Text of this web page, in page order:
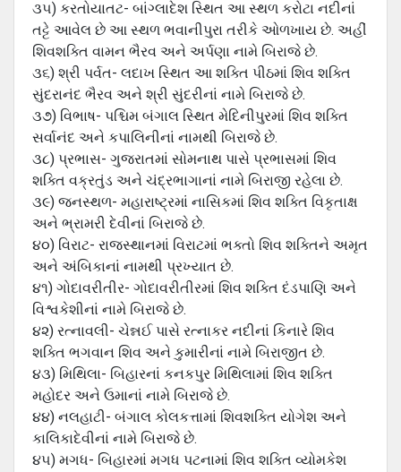
૩૫) કરતોયાતટ- બાંગ્લાદેશ સ્થિત આ સ્થળ કરોટા નદીનાં
તટ્ટે આવેલ છે આ સ્થળ ભવાનીપુરા તરીકે ઓળખાય છે. અહીં
શિવશક્તિ વામન ભૈરવ અને અર્પણા નામે બિરાજે છે.
૩૬) શ્રી પર્વત- લદાખ સ્થિત આ શક્તિ પીઠમાં શિવ શક્તિ
સુંદરાનંદ ભૈરવ અને શ્રી સુંદરીનાં નામે બિરાજે છે.
૩૭) વિભાષ- પશ્ચિમ બંગાલ સ્થિત મેદિનીપુરમાં શિવ શક્તિ
સર્વાનંદ અને કપાલિનીનાં નામથી બિરાજે છે.
૩૮) પ્રભાસ- ગુજરાતમાં સોમનાથ પાસે પ્રભાસમાં શિવ
શક્તિ વક્રતુંડ અને ચંદ્રભાગાનાં નામે બિરાજી રહેલા છે.
૩૯) જનસ્થળ- મહારાષ્ટ્રમાં નાસિકમાં શિવ શક્તિ વિકૃતાક્ષ
અને ભ્રામરી દેવીનાં બિરાજે છે.
૪૦) વિરાટ- રાજસ્થાનમાં વિરાટમાં ભક્તો શિવ શક્તિને અમૃત
અને અંબિકાનાં નામથી પ્રખ્યાત છે.
૪૧) ગોદાવરીતીર- ગોદાવરીતીરમાં શિવ શક્તિ દંડપાણિ અને
વિશ્વકેશીનાં નામે બિરાજે છે.
૪૨) રત્નાવલી- ચેન્નઈ પાસે રત્નાકર નદીનાં કિનારે શિવ
શક્તિ ભગવાન શિવ અને કુમારીનાં નામે બિરાજીત છે.
૪૩) મિથિલા- બિહારનાં કનકપુર મિથિલામાં શિવ શક્તિ
મહોદર અને ઉમાનાં નામે બિરાજે છે.
૪૪) નલહાટી- બંગાલ કોલકત્તામાં શિવશક્તિ યોગેશ અને
કાલિકાદેવીનાં નામે બિરાજે છે.
૪૫) મગધ- બિહારમાં મગધ પટનામાં શિવ શક્તિ વ્યોમકેશ